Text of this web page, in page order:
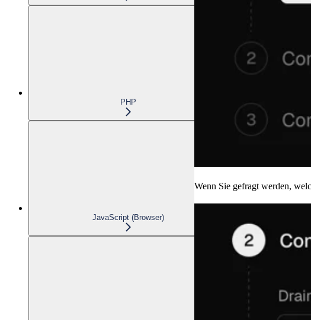
PHP
JavaScript (Browser)
Wenn Sie gefragt werden,